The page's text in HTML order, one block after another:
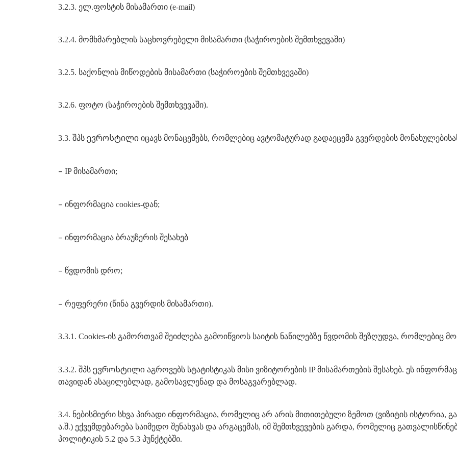
3.2.3. ელ.ფოსტის მისამართი (e-mail)
3.2.4. მომხმარებლის საცხოვრებელი მისამართი (საჭიროების შემთხვევაში)
3.2.5. საქონლის მიწოდების მისამართი (საჭიროების შემთხვევაში)
3.2.6. ფოტო (საჭიროების შემთხვევაში).
3.3. შპს ევროსტილი იცავს მონაცემებს, რომლებიც ავტომატურად გადაეცემა გვერდების
– IP მისამართი;
– ინფორმაცია cookies-დან;
– ინფორმაცია ბრაუზერის შესახებ
– წვდომის დრო;
– რეფერერი (წინა გვერდის მისამართი).
3.3.1. Cookies-ის გამორთვამ შეიძლება გამოიწვიოს საიტის ნაწილებზე წვდომის შეზღუდვა, რომლებიც
3.3.2. შპს ევროსტილი აგროვებს სტატისტიკას მისი ვიზიტორების IP მისამართების შესახებ. ეს
თავიდან ასაცილებლად, გამოსავლენად და მოსაგვარებლად.
3.4. ნებისმიერი სხვა პირადი ინფორმაცია, რომელიც არ არის მითითებული ზემოთ (ვიზიტის ისტორია,
ა.შ.) ექვემდებარება საიმედო შენახვას და არგაცემას, იმ შემთხვევების გარდა, რომელიც
პოლიტიკის 5.2 და 5.3 პუნქტებში.